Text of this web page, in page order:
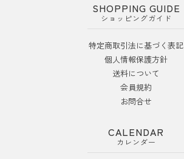
SHOPPING GUIDE
ショッピングガイド
特定商取引法に基づく表記
個人情報保護方針
送料について
会員規約
お問合せ
CALENDAR
カレンダー